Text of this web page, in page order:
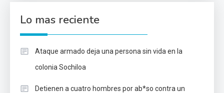
Lo mas reciente
Ataque armado deja una persona sin vida en la
colonia Sochiloa
Detienen a cuatro hombres por ab*so contra un